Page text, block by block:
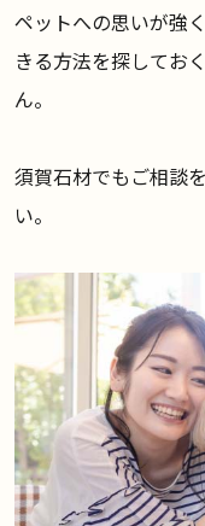
ペットへの思いが強
きる方法を探してお
ん。
須賀石材でもご相談
い。